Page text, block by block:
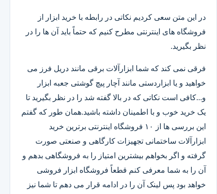
در این متن سعی کردیم نکاتی در رابطه با خرید ابزار از
فروشگاه های اینترنتی مطرح کنیم که حتماً باید آن ها را در
نظر بگیرید.
فرقی نمی کند که شما ابزارآلات برقی مانند دریل فرز می
خواهید و یا ابزاردستی مانند آچار پیچ گوشتی جعبه ابزار
و...کافی است نکاتی که در بالا گفته شد را در نظر بگیرید تا
یک خرید خوب و با اطمینان داشته باشید.همان طور که گفتم
این بررسی ها از ۱۰ فروشگاه اینترنتی برترین خرید
ابزارآلات ساختمانی تجهیزات کارگاهی و صنعتی صورت
گرفته و اگر بخواهم بیشترین امتیاز را به فروشگاهی بدهم و
آن را به شما معرفی کنم قطعاً فروشگاه ابزار فروشی
خواهد بود پس لینک آن را در ادامه قرار می دهم تا شما نیز